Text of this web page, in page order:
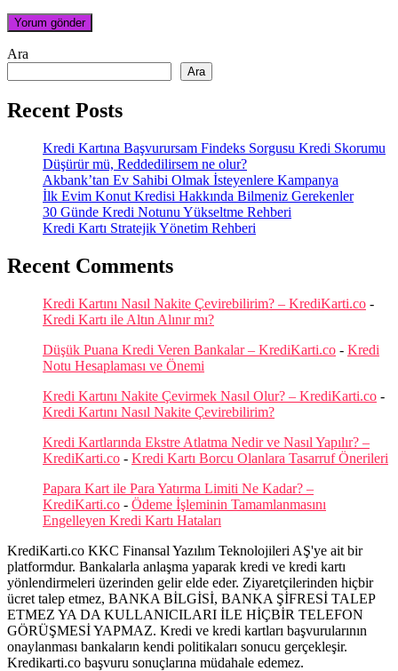
Ara
Ara
Recent Posts
Kredi Kartına Başvurursam Findeks Sorgusu Kredi Skorumu
Düşürür mü, Reddedilirsem ne olur?
Akbank’tan Ev Sahibi Olmak İsteyenlere Kampanya
İlk Evim Konut Kredisi Hakkında Bilmeniz Gerekenler
30 Günde Kredi Notunu Yükseltme Rehberi
Kredi Kartı Stratejik Yönetim Rehberi
Recent Comments
Kredi Kartını Nasıl Nakite Çevirebilirim? – KrediKarti.co -
Kredi Kartı ile Altın Alınır mı?
Düşük Puana Kredi Veren Bankalar – KrediKarti.co - Kredi
Notu Hesaplaması ve Önemi
Kredi Kartını Nakite Çevirmek Nasıl Olur? – KrediKarti.co -
Kredi Kartını Nasıl Nakite Çevirebilirim?
Kredi Kartlarında Ekstre Atlatma Nedir ve Nasıl Yapılır? –
KrediKarti.co - Kredi Kartı Borcu Olanlara Tasarruf Önerileri
Papara Kart ile Para Yatırma Limiti Ne Kadar? –
KrediKarti.co - Ödeme İşleminin Tamamlanmasını
Engelleyen Kredi Kartı Hataları
KrediKarti.co KKC Finansal Yazılım Teknolojileri AŞ'ye ait bir
platformdur. Bankalarla anlaşma yaparak kredi ve kredi kartı
yönlendirmeleri üzerinden gelir elde eder. Ziyaretçilerinden hiçbir
ücret talep etmez, BANKA BİLGİSİ, BANKA ŞİFRESİ TALEP
ETMEZ YA DA KULLANICILARI İLE HİÇBİR TELEFON
GÖRÜŞMESİ YAPMAZ. Kredi ve kredi kartları başvurularının
onaylanması bankaların kendi politikaları sonucu gerçekleşir.
Kredikarti.co başvuru sonuçlarına müdahale edemez.